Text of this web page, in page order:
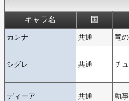
キャラ名 国
カンナ 共通 竜
シグレ 共通 チ
ディーア 共通 執